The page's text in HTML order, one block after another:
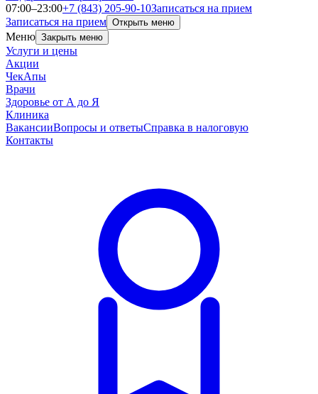
07:00–23:00+7 (843) 205-90-10Записаться на прием
Записаться на прием Открыть меню
Меню Закрыть меню
Услуги и цены
Акции
ЧекАпы
Врачи
Здоровье от А до Я
Клиника
ВакансииВопросы и ответыСправка в налоговую
Контакты